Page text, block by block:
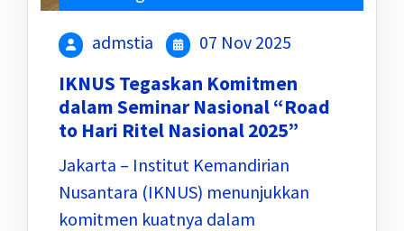
admstia 07 Nov 2025
IKNUS Tegaskan Komitmen
dalam Seminar Nasional “Road
to Hari Ritel Nasional 2025”
Jakarta – Institut Kemandirian
Nusantara (IKNUS) menunjukkan
komitmen kuatnya dalam